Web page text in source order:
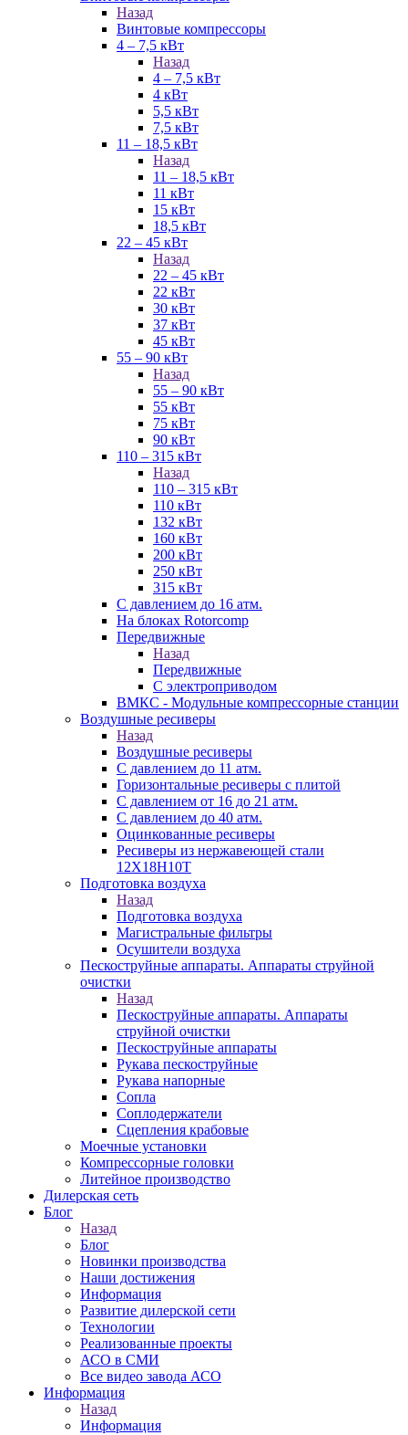
Назад
Винтовые компрессоры
4 – 7,5 кВт
Назад
4 – 7,5 кВт
4 кВт
5,5 кВт
7,5 кВт
11 – 18,5 кВт
Назад
11 – 18,5 кВт
11 кВт
15 кВт
18,5 кВт
22 – 45 кВт
Назад
22 – 45 кВт
22 кВт
30 кВт
37 кВт
45 кВт
55 – 90 кВт
Назад
55 – 90 кВт
55 кВт
75 кВт
90 кВт
110 – 315 кВт
Назад
110 – 315 кВт
110 кВт
132 кВт
160 кВт
200 кВт
250 кВт
315 кВт
С давлением до 16 атм.
На блоках Rotorcomp
Передвижные
Назад
Передвижные
С электроприводом
ВМКС - Модульные компрессорные станции
Воздушные ресиверы
Назад
Воздушные ресиверы
С давлением до 11 атм.
Горизонтальные ресиверы с плитой
С давлением от 16 до 21 атм.
С давлением до 40 атм.
Оцинкованные ресиверы
Ресиверы из нержавеющей стали
12Х18Н10Т
Подготовка воздуха
Назад
Подготовка воздуха
Магистральные фильтры
Осушители воздуха
Пескоструйные аппараты. Аппараты струйной
очистки
Назад
Пескоструйные аппараты. Аппараты
струйной очистки
Пескоструйные аппараты
Рукава пескоструйные
Рукава напорные
Сопла
Соплодержатели
Сцепления крабовые
Моечные установки
Компрессорные головки
Литейное производство
Дилерская сеть
Блог
Назад
Блог
Новинки производства
Наши достижения
Информация
Развитие дилерской сети
Технологии
Реализованные проекты
АСО в СМИ
Все видео завода АСО
Информация
Назад
Информация